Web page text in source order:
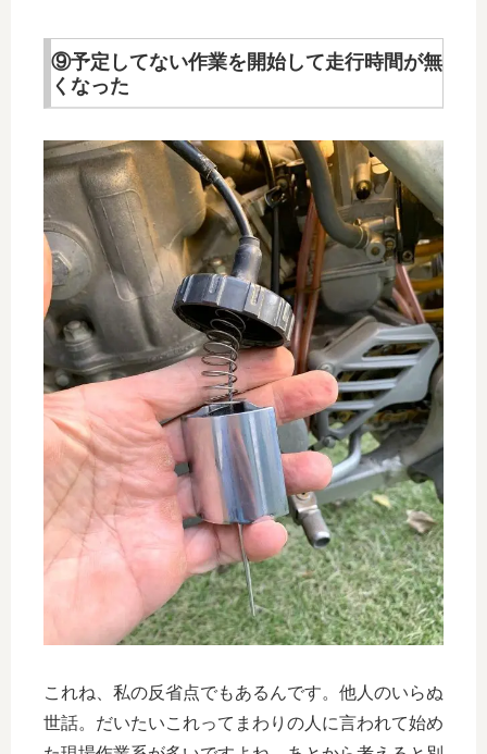
⑨予定してない作業を開始して走行時間が無
くなった
これね、私の反省点でもあるんです。他人のいらぬ
世話。だいたいこれってまわりの人に言われて始め